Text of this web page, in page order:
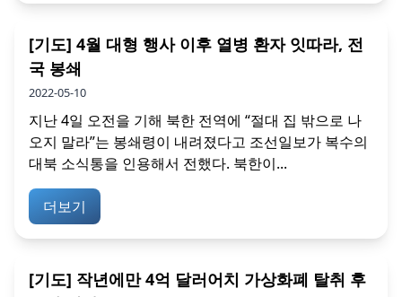
[기도] 4월 대형 행사 이후 열병 환자 잇따라, 전
국 봉쇄
2022-05-10
지난 4일 오전을 기해 북한 전역에 “절대 집 밖으로 나
오지 말라”는 봉쇄령이 내려졌다고 조선일보가 복수의
대북 소식통을 인용해서 전했다. 북한이...
더보기
[기도] 작년에만 4억 달러어치 가상화폐 탈취 후